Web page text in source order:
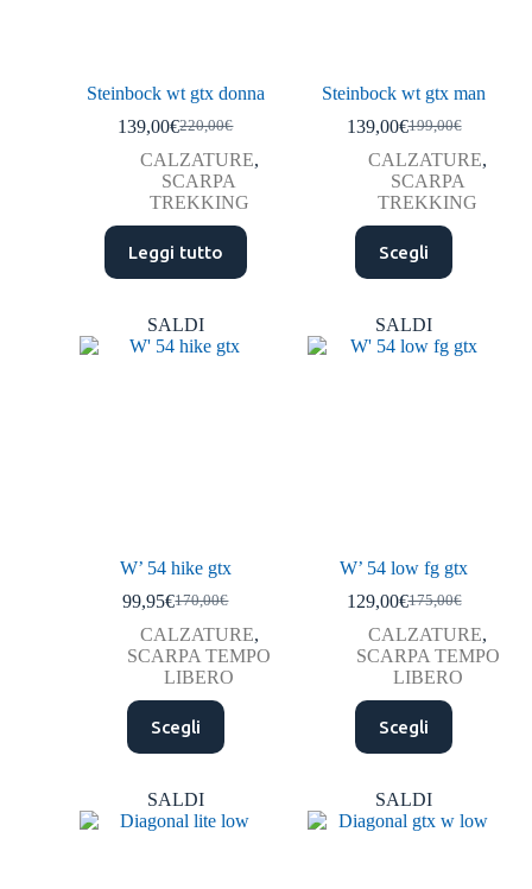
Steinbock wt gtx donna
220,00€
139,00€
CALZATURE,
SCARPA
TREKKING
Leggi tutto
Steinbock wt gtx man
199,00€
139,00€
CALZATURE,
SCARPA
TREKKING
Scegli
SALDI
W’ 54 hike gtx
170,00€
99,95€
CALZATURE,
SCARPA TEMPO
LIBERO
Scegli
SALDI
W’ 54 low fg gtx
175,00€
129,00€
CALZATURE,
SCARPA TEMPO
LIBERO
Scegli
SALDI SALDI